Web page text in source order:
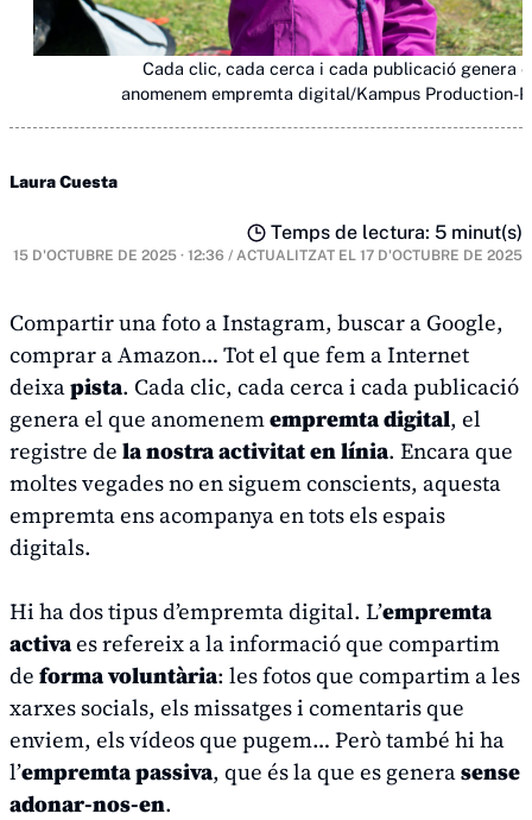
Cada clic, cada cerca i cada publicació genera
anomenem empremta digital/Kampus Production-
Laura Cuesta
Temps de lectura: 5 minut(s)
15 D'OCTUBRE DE 2025 · 12:36 / ACTUALITZAT EL 17 D'OCTUBRE DE 2025
Compartir una foto a Instagram, buscar a Google,
comprar a Amazon… Tot el que fem a Internet
deixapista. Cada clic, cada cerca i cada publicació
genera el que anomenemempremta digital, el
registre de la nostra activitat en línia. Encara que
moltes vegades no en siguem conscients, aquesta
empremta ens acompanya en tots els espais
digitals.
Hi ha dos tipus d’empremta digital. L’empremta
activaes refereix a la informació que compartim
de forma voluntària: les fotos que compartim a les
xarxes socials, els missatges i comentaris que
enviem, els vídeos que pugem… Però també hi ha
l’empremta passiva, que és la que es generasense
adonar-nos-en.